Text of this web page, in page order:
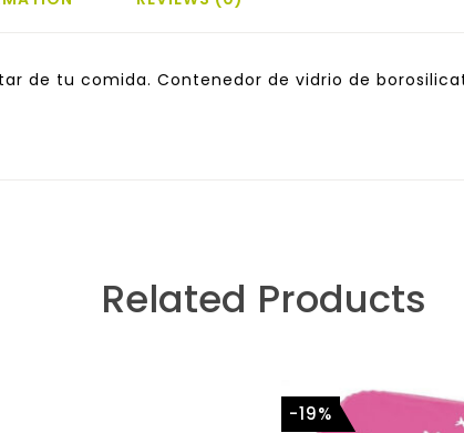
de tu comida. Contenedor de vidrio de
Related Products
-19%